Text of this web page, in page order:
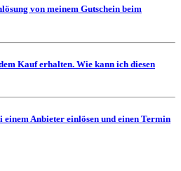
von meinem Gutschein beim
Kauf erhalten. Wie kann ich diesen
einem Anbieter einlösen und einen Termin